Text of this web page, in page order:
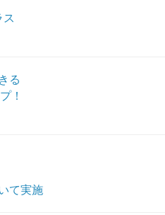
ス
る
！
て実施